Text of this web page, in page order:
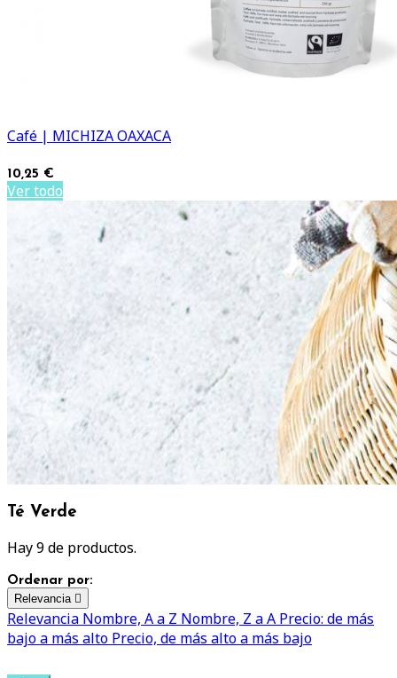
Café | MICHIZA OAXACA
10,25 €
Ver todo
Té Verde
Hay 9 de productos.
Ordenar por:
Relevancia 
Relevancia Nombre, A a Z Nombre, Z a A Precio: de más
bajo a más alto Precio, de más alto a más bajo